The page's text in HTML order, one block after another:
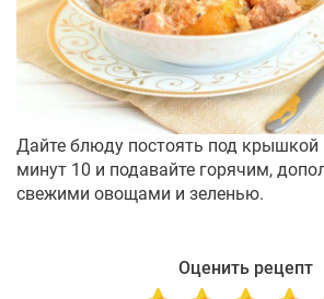
Дайте блюду постоять под крышкой
минут 10 и подавайте горячим,
свежими овощами и зеленью.
Оценить рецепт